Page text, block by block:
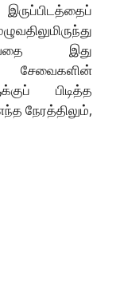
இது
சேவைகளின்
பிடித்த
நேரத்திலும்,